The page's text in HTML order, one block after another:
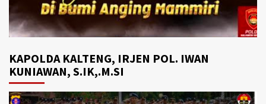
KAPOLDA KALTENG, IRJEN POL. IWAN
KUNIAWAN, S.IK,.M.SI